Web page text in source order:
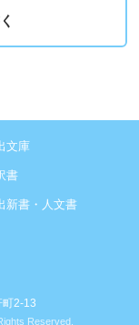
文庫
書
新書・人文書
2-13
Reserved.